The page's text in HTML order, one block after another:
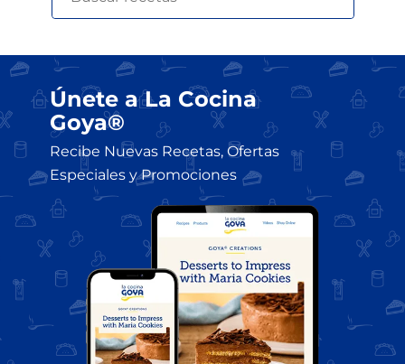
Únete a La Cocina
Goya®
Recibe Nuevas Recetas, Ofertas
Especiales y Promociones